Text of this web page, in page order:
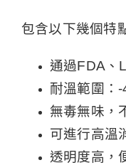
包含以下幾個特
通過FDA、
耐溫範圍
無毒無味，
可進行高溫
透明度高，